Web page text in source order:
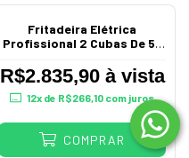
Fritadeira Elétrica
Profissional 2 Cubas De 5L
R$2.835,90 à vista
12x de R$266,10 com juros
COMPRAR